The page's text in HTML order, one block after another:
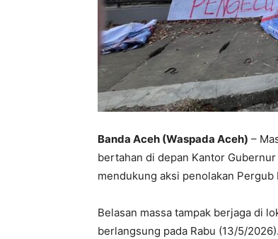
Banda Aceh (Waspada Aceh) –
bertahan di depan Kantor
mendukung aksi penolakan
Belasan massa tampak berjaga di
berlangsung pada Rabu (13/5/